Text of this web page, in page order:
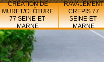
CRÉATION DE
MURET/CLÔTURE
77 SEINE-ET-
MARNE
RAVALEMENT
CREPIS 77
SEINE-ET-
MARNE